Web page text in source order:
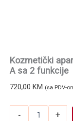
Kozmetički
A sa 2 funkcije
720,00 KM (sa PDV-
- +